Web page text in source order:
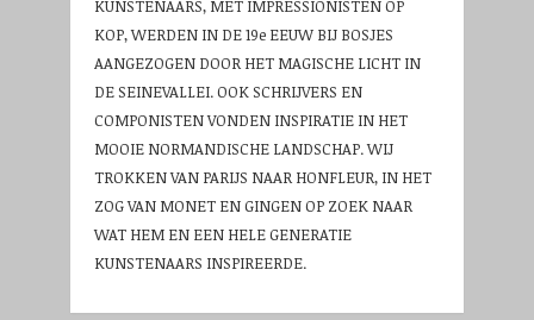
KUNSTENAARS, MET IMPRESSIONISTEN OP
KOP, WERDEN IN DE 19e EEUW BIJ BOSJES
AANGEZOGEN DOOR HET MAGISCHE LICHT IN
DE SEINEVALLEI. OOK SCHRIJVERS EN
COMPONISTEN VONDEN INSPIRATIE IN HET
MOOIE NORMANDISCHE LANDSCHAP. WIJ
TROKKEN VAN PARIJS NAAR HONFLEUR, IN HET
ZOG VAN MONET EN GINGEN OP ZOEK NAAR
WAT HEM EN EEN HELE GENERATIE
KUNSTENAARS INSPIREERDE.